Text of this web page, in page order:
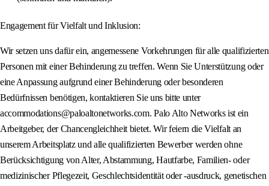
Engagement für Vielfalt und Inklusion:
Wir setzen uns dafür ein, angemessene Vorkehrungen für alle qualifizierten
Personen mit einer Behinderung zu treffen. Wenn Sie Unterstützung oder
eine Anpassung aufgrund einer Behinderung oder besonderen
Bedürfnissen benötigen, kontaktieren Sie uns bitte unter
accommodations@paloaltonetworks.com. Palo Alto Networks ist ein
Arbeitgeber, der Chancengleichheit bietet. Wir feiern die Vielfalt an
unserem Arbeitsplatz und alle qualifizierten Bewerber werden ohne
Berücksichtigung von Alter, Abstammung, Hautfarbe, Familien- oder
medizinischer Pflegezeit, Geschlechtsidentität oder -ausdruck, genetischen